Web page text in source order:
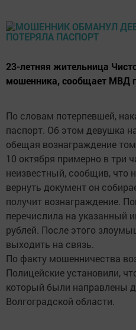
23-летняя жительница
мошенника, сообщает МВД
По словам потерпевшей,
паспорт. Об этом девушка
обещая вознаграждение
10 октября примерно в три
неизвестный, сообщив, что
вернуть документ он
получит вознаграждение.
перечислила на указанный
рублей. После этого
выходить на связь.
По факту мошенничества
Полицейские установили,
который были направлены
Волгоградской области.